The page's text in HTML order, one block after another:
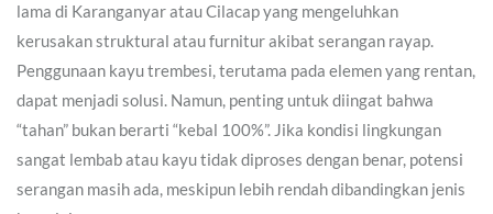
lama di Karanganyar atau Cilacap yang mengeluhkan
kerusakan struktural atau furnitur akibat serangan rayap.
Penggunaan kayu trembesi, terutama pada elemen yang rentan,
dapat menjadi solusi. Namun, penting untuk diingat bahwa
“tahan” bukan berarti “kebal 100%”. Jika kondisi lingkungan
sangat lembab atau kayu tidak diproses dengan benar, potensi
serangan masih ada, meskipun lebih rendah dibandingkan jenis